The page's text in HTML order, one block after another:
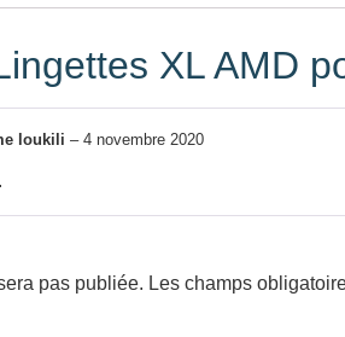
XL AMD
loukili – 4 novembre 2020
pas publiée. Les champs